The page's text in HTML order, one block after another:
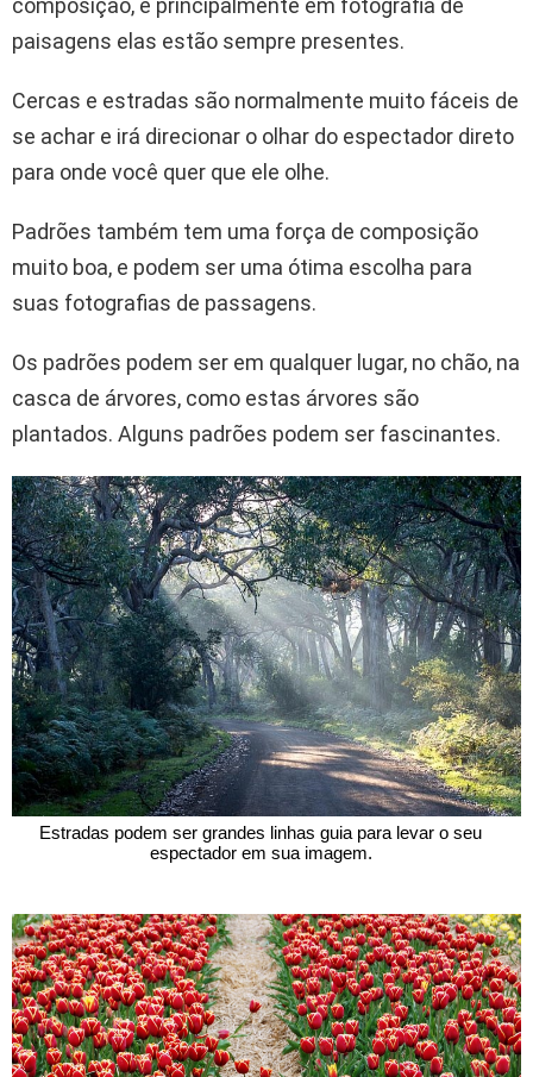
composição, e principalmente em fotografia de
paisagens elas estão sempre presentes.
Cercas e estradas são normalmente muito fáceis de
se achar e irá direcionar o olhar do espectador direto
para onde você quer que ele olhe.
Padrões também tem uma força de composição
muito boa, e podem ser uma ótima escolha para
suas fotografias de passagens.
Os padrões podem ser em qualquer lugar, no chão, na
casca de árvores, como estas árvores são
plantados. Alguns padrões podem ser fascinantes.
espectador em sua imagem.